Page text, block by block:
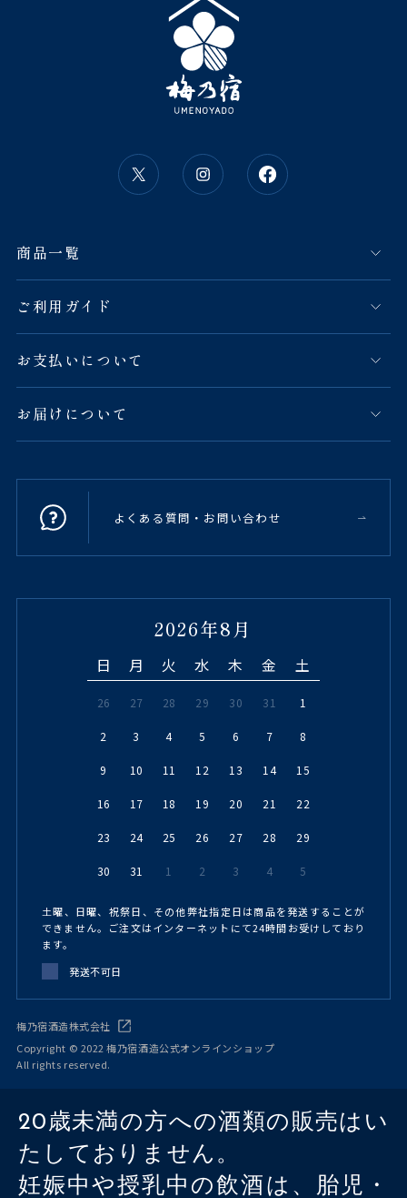
商品一覧
ご利用ガイド
お支払いについて
お届けについて
よくある質問・お問い合わせ
2026年8月
日 月 火 水 木 金 土
26 27 28 29 30 31 1
2 3 4 5 6 7 8
9 10 11 12 13 14 15
16 17 18 19 20 21 22
23 24 25 26 27 28 29
30 31 1 2 3 4 5
土曜、日曜、祝祭日、その他弊社指定日は商品を発送することが
できません。ご注文はインターネットにて24時間お受けしており
ます。
発送不可日
梅乃宿酒造株式会社
Copyright © 2022 梅乃宿酒造公式オンラインショップ
All rights reserved.
20歳未満の方への酒類の販売はい
たしておりません。
妊娠中や授乳中の飲酒は、胎児・